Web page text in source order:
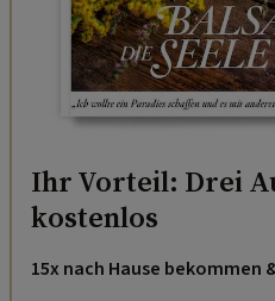
Ihr Vorteil: Drei
kostenlos
15x nach Hause bekommen